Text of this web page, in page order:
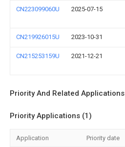
CN223099060U 2025-07-15
CN219926015U 2023-10-31
CN215253159U 2021-12-21
Priority And Related Applications
Priority Applications (1)
Application Priority date